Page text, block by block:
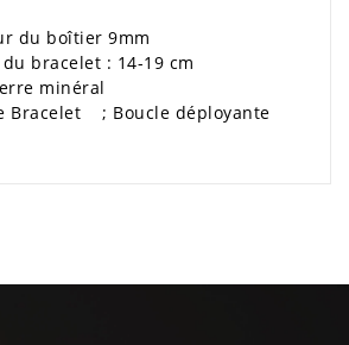
du boîtier 9mm
bracelet : 14-19 cm
minéral
Bracelet ; Boucle déployante